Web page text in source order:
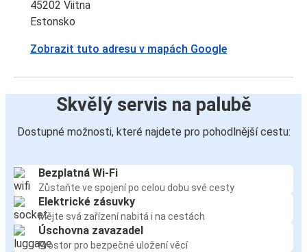
45202 Viitna
Estonsko
Zobrazit tuto adresu v mapách Google
Skvělý servis na palubě
Dostupné možnosti, které najdete pro pohodlnější cestu:
Bezplatná Wi-Fi
Zůstaňte ve spojení po celou dobu své cesty
Elektrické zásuvky
Mějte svá zařízení nabitá i na cestách
Úschovna zavazadel
Prostor pro bezpečné uložení věcí